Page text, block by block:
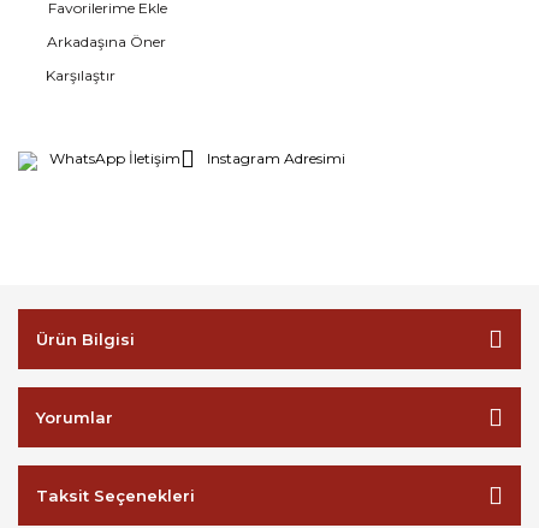
Arkadaşına Öner
Karşılaştır
WhatsApp İletişim Instagram Adresimi
Ürün Bilgisi
Yorumlar
Taksit Seçenekleri